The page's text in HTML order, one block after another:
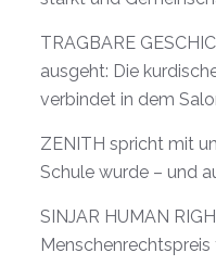
TRAGBARE
ausgeht: Die
verbindet in dem
ZENITH spricht mit
Schule wurde – und
SINJAR HUMAN